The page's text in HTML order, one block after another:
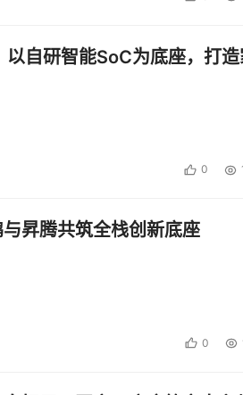
华为通过交换机起家时，就已经刻在
所有产品可以在跑马圈地中不断完善
，能否面面俱到，能否一次性提供整
行业都有自己的门槛与问题，哪怕
自研智能SoC为底座，打
0
昇腾共筑全栈创新底座
0